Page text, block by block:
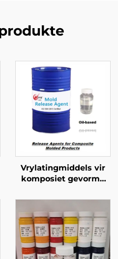
Vrylatingmiddels vir
komposiet gevorme